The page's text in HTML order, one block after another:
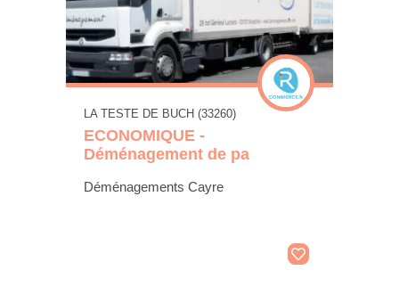
LA TESTE DE BUCH (33260)
ECONOMIQUE -
Déménagement de pa
Déménagements Cayre